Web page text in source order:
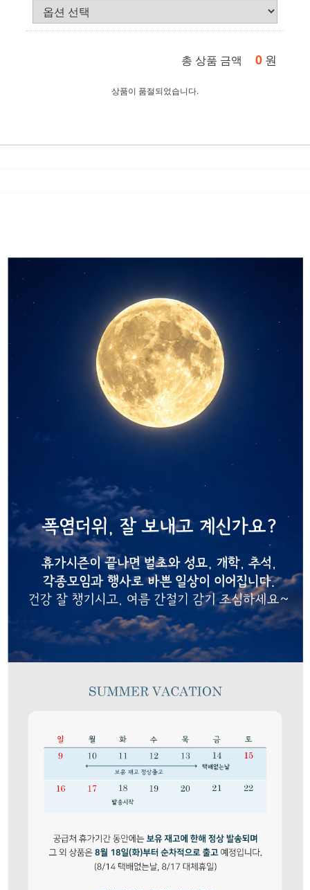
총 상품 금액 0 원
상품이 품절되었습니다.